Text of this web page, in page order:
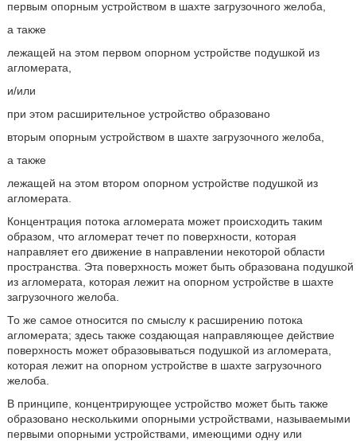
первым опорным устройством в шахте загрузочного желоба,
а также
лежащей на этом первом опорном устройстве подушкой из
агломерата,
и/или
при этом расширительное устройство образовано
вторым опорным устройством в шахте загрузочного желоба,
а также
лежащей на этом втором опорном устройстве подушкой из
агломерата.
Концентрация потока агломерата может происходить таким
образом, что агломерат течет по поверхности, которая
направляет его движение в направлении некоторой области
пространства. Эта поверхность может быть образована подушкой
из агломерата, которая лежит на опорном устройстве в шахте
загрузочного желоба.
То же самое относится по смыслу к расширению потока
агломерата; здесь также создающая направляющее действие
поверхность может образовываться подушкой из агломерата,
которая лежит на опорном устройстве в шахте загрузочного
желоба.
В принципе, концентрирующее устройство может быть также
образовано несколькими опорными устройствами, называемыми
первыми опорными устройствами, имеющими одну или